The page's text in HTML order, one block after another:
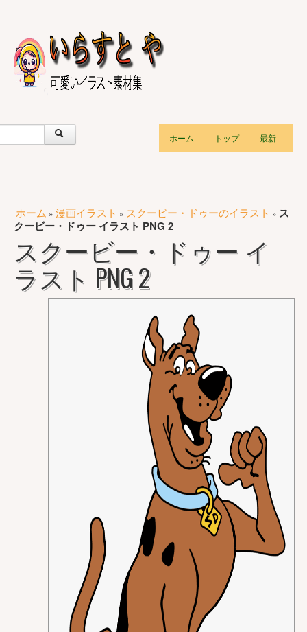
ホーム トップ 最新
ホーム » 漫画イラスト » スクービー・ドゥーのイラスト » ス
クービー・ドゥー イラスト PNG 2
スクービー・ドゥー イ
ラスト PNG 2